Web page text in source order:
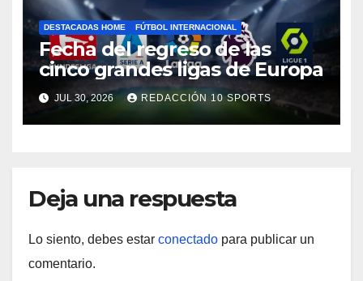
DESTACADAS HOME FÚTBOL INTERNACIONAL
Fecha del regreso de las
cinco grandes ligas de Europa
JUL 30, 2026 REDACCIÓN 10 SPORTS
Deja una respuesta
Lo siento, debes estar conectado para publicar un
comentario.